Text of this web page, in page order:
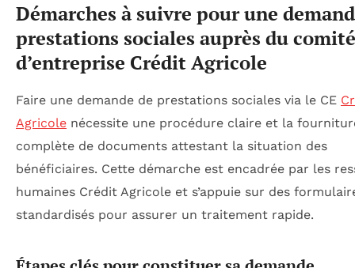
Démarches à suivre pour une
prestations sociales auprès du comité
d’entreprise Crédit Agricole
Faire une demande de prestations sociales via le CE
Agricole nécessite une procédure claire et la
complète de documents attestant la situation des
bénéficiaires. Cette démarche est encadrée par les
humaines Crédit Agricole et s’appuie sur des
standardisés pour assurer un traitement rapide.